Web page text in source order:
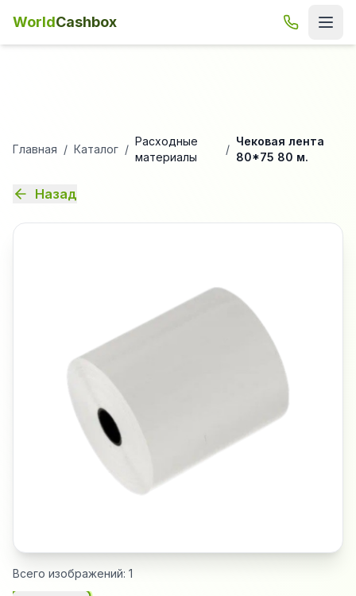
WorldCashbox
Главная / Каталог /
Расходные
материалы
/
Чековая лента
80*75 80 м.
Назад
Всего изображений: 1